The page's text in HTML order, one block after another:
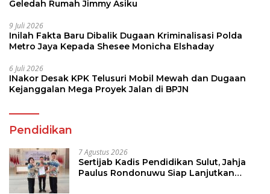
Geledah Rumah Jimmy Asiku
9 Juli 2026
Inilah Fakta Baru Dibalik Dugaan Kriminalisasi Polda
Metro Jaya Kepada Shesee Monicha Elshaday
6 Juli 2026
INakor Desak KPK Telusuri Mobil Mewah dan Dugaan
Kejanggalan Mega Proyek Jalan di BPJN
Pendidikan
7 Agustus 2026
Sertijab Kadis Pendidikan Sulut, Jahja
Paulus Rondonuwu Siap Lanjutkan